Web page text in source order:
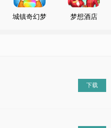
城镇奇幻梦
梦想酒店
下载